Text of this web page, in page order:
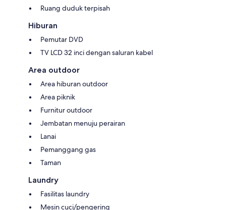
Ruang duduk terpisah
Hiburan
Pemutar DVD
TV LCD 32 inci dengan saluran kabel
Area outdoor
Area hiburan outdoor
Area piknik
Furnitur outdoor
Jembatan menuju perairan
Lanai
Pemanggang gas
Taman
Laundry
Fasilitas laundry
Mesin cuci/pengering